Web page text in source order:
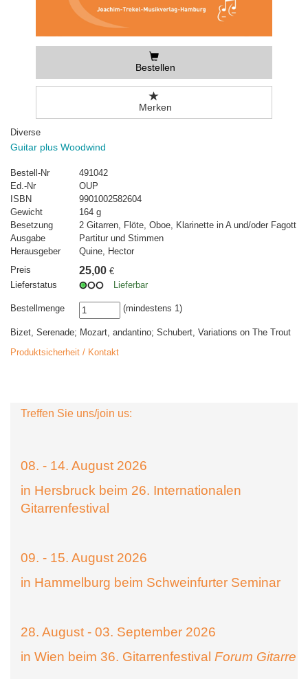
Bestellen
Merken
Diverse
Guitar plus Woodwind
Bestell-Nr
491042
Ed.-Nr
OUP
ISBN
9901002582604
Gewicht
164 g
Besetzung
2 Gitarren, Flöte, Oboe, Klarinette in A und/oder Fagott
Ausgabe
Partitur und Stimmen
Herausgeber
Quine, Hector
Preis
25,00 €
Lieferstatus
Lieferbar
Bestellmenge (mindestens 1)
Bizet, Serenade; Mozart, andantino; Schubert, Variations on The Trout
Produktsicherheit / Kontakt
Treffen Sie uns/join us:
08. - 14. August 2026
in Hersbruck beim 26. Internationalen
Gitarrenfestival
09. - 15. August 2026
in Hammelburg beim Schweinfurter Seminar
28. August - 03. September 2026
in Wien beim 36. Gitarrenfestival Forum Gitarre